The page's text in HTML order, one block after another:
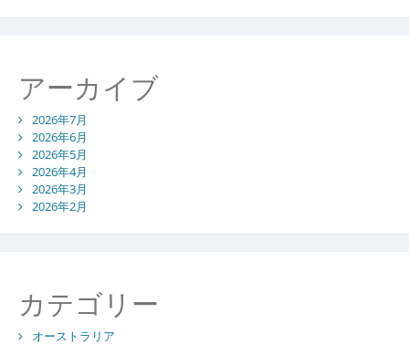
アーカイブ
2026年7月
2026年6月
2026年5月
2026年4月
2026年3月
2026年2月
カテゴリー
オーストラリア